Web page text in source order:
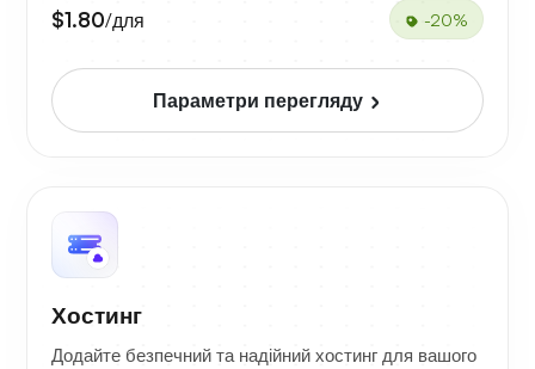
$1.80/для -20%
Параметри перегляду
Хостинг
Додайте безпечний та надійний хостинг для вашого